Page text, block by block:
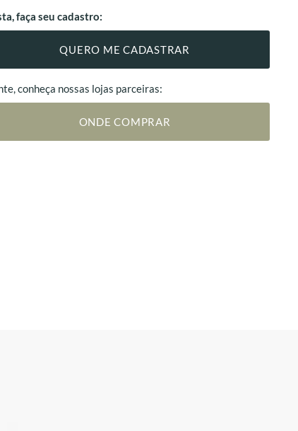
faça seu cadastro:
QUERO ME CADASTRAR
conheça nossas lojas parceiras:
ONDE COMPRAR